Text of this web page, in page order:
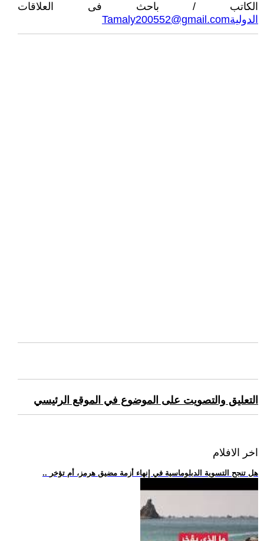
الكاتب / باحث فى العلاقات
الدوليةTamaly200552@gmail.com
التعليق والتصويت على الموضوع في الموقع الرئيسي
اخر الافلام
.. هل تنجح التسوية الدبلوماسية في إنهاء أزمة مضيق هرمز، أم تؤخر